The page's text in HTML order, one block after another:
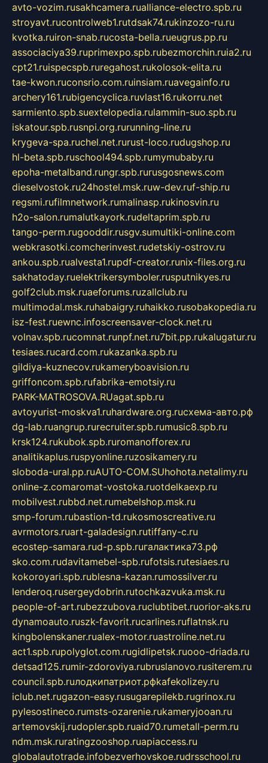
avto-vozim.rusakhcamera.rualliance-electro.spb.ru
stroyavt.rucontrolweb1.rutdsak74.rukinzozo-ru.ru
kvotka.ruiron-snab.rucosta-bella.rueugrus.pp.ru
associaciya39.ruprimexpo.spb.rubezmorchin.ruia2.ru
cpt21.ruispecspb.ruregahost.rukolosok-elita.ru
tae-kwon.ruconsrio.com.ruinsiam.ruavegainfo.ru
archery161.rubigencyclica.ruvlast16.rukorru.net
sarmiento.spb.suextelopedia.rulammin-suo.spb.ru
iskatour.spb.rusnpi.org.rurunning-line.ru
krygeva-spa.ruchel.net.rurust-loco.rudugshop.ru
hl-beta.spb.ruschool494.spb.rumymubaby.ru
epoha-metalband.rungr.spb.rurusgosnews.com
dieselvostok.ru24hostel.msk.ruw-dev.ruf-ship.ru
regsmi.rufilmnetwork.rumalinasp.rukinosvin.ru
h2o-salon.rumalutkayork.rudeltaprim.spb.ru
tango-perm.rugooddir.rusgv.sumultiki-online.com
webkrasotki.comcherinvest.rudetskiy-ostrov.ru
ankou.spb.rualvesta1.rupdf-creator.runix-files.org.ru
sakhatoday.ruelektrikersymboler.rusputnikyes.ru
golf2club.msk.ruaeforums.ruzallclub.ru
multimodal.msk.ruhabaigry.ruhaikko.rusobakopedia.ru
isz-fest.ruewnc.infoscreensaver-clock.net.ru
volnav.spb.rucomnat.runpf.net.ru7bit.pp.rukalugatur.ru
tesiaes.rucard.com.rukazanka.spb.ru
gildiya-kuznecov.rukameryboavision.ru
griffoncom.spb.rufabrika-emotsiy.ru
PARK-MATROSOVA.RUagat.spb.ru
avtoyurist-moskva1.ruhardware.org.ruсхема-авто.рф
dg-lab.ruangrup.rurecruiter.spb.rumusic8.spb.ru
krsk124.rukubok.spb.ruromanofforex.ru
analitikaplus.ruspyonline.ruzosikamery.ru
sloboda-ural.pp.ruAUTO-COM.SUhohota.netalimy.ru
online-z.comaromat-vostoka.ruotdelkaexp.ru
mobilvest.rubbd.net.rumebelshop.msk.ru
smp-forum.rubastion-td.rukosmoscreative.ru
avrmotors.ruart-galadesign.rutiffany-c.ru
ecostep-samara.rud-p.spb.ruгалактика73.рф
sko.com.rudavitamebel-spb.rufotsis.rutesiaes.ru
kokoroyari.spb.rublesna-kazan.rumossilver.ru
lenderoq.rusergeydobrin.rutochkazvuka.msk.ru
people-of-art.rubezzubova.ruclubtibet.ruorior-aks.ru
dynamoauto.ruszk-favorit.rucarlines.ruflatnsk.ru
kingbolenskaner.rualex-motor.ruastroline.net.ru
act1.spb.rupolyglot.com.rugidlipetsk.ruooo-driada.ru
detsad125.rumir-zdoroviya.rubruslanovo.rusiterem.ru
council.spb.ruлодкипатриот.рфkafekolizey.ru
iclub.net.rugazon-easy.rusugarepilekb.rugrinox.ru
pylesostineco.rumsts-ozarenie.rukameryjooan.ru
artemovskij.rudopler.spb.ruaid70.rumetall-perm.ru
ndm.msk.ruratingzooshop.ruapiaccess.ru
globalautotrade.infobezverhovskoe.rudrsschool.ru